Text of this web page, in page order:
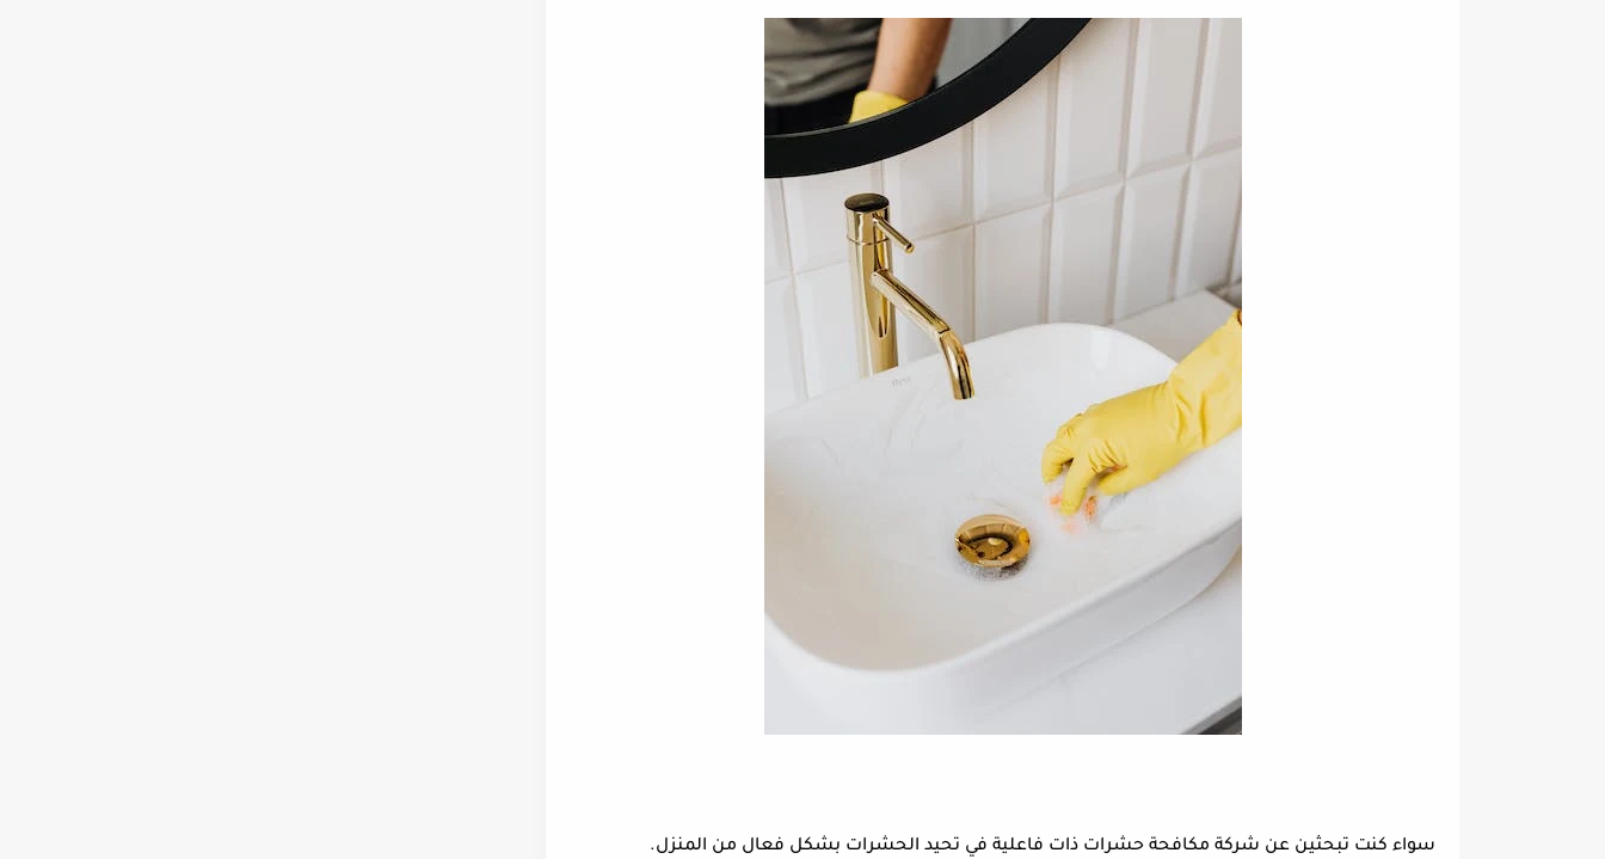
سواء كنت تبحثين عن شركة مكافحة حشرات ذات فاعلية في تحيد الحشرات بشكل فعال من المنزل.